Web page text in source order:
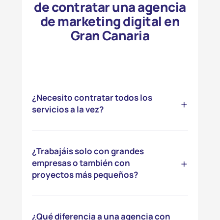
de contratar una agencia
de marketing digital en
Gran Canaria
¿Necesito contratar todos los
servicios a la vez?
+
necesitan empezar porestrategia digital
otros pordiseño webo porSEO
Empezamos por donde el proyecto lo
¿Trabajáis solo con grandes
empresas o también con
proyectos más pequeños?
+
quieren hacer las cosas con más criterio,
¿Qué diferencia a una agencia con